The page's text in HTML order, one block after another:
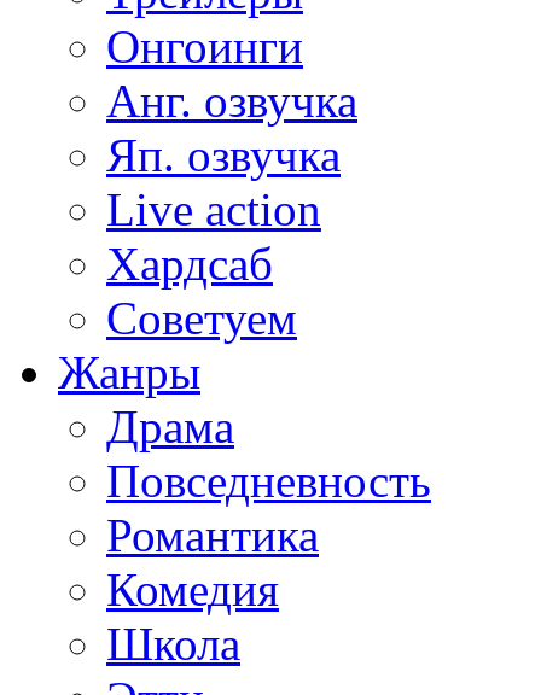
Онгоинги
Анг. озвучка
Яп. озвучка
Live action
Хардсаб
Советуем
Жанры
Драма
Повседневность
Романтика
Комедия
Школа